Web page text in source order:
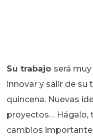
Su trabajo será
innovar y salir de su
quincena. Nuevas
proyectos… Hágalo,
cambios